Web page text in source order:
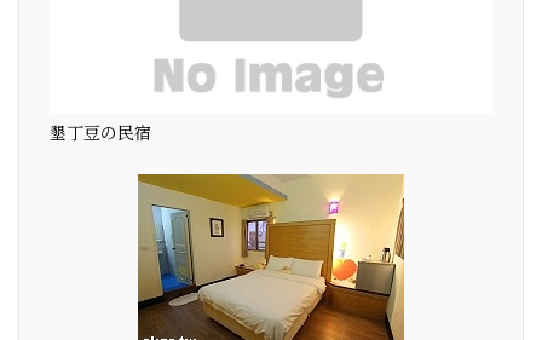
墾丁豆の民宿